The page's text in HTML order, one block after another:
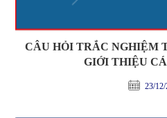
CÂU HỎI TRẮC NGHIỆM
GIỚI THIỆU
23/